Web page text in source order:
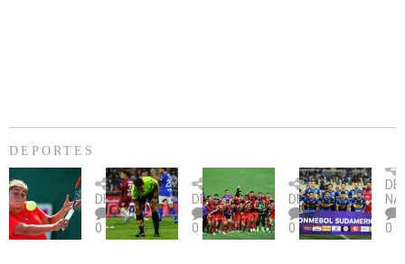
DEPORTES
Billie
Jean
King
Cup:
DEPORTES
0
U.
Católica
fue
citada
DEPORTES
0
Copa
Sudamericana:
U.
La
DEPORTES
0
un
0